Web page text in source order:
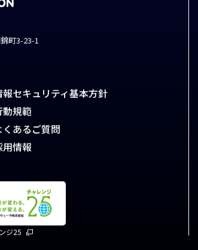
町3-23-1
報セキュリティ基本方針
動規範
くあるご質問
用情報
ジ25